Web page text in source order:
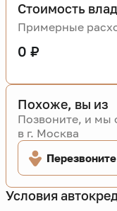
Условия
Стоимость
Примерные
0 ₽
Похоже, вы из
Позвоните, и мы
в г. Москва